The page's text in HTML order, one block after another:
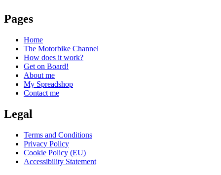
Pages
Home
The Motorbike Channel
How does it work?
Get on Board!
About me
My Spreadshop
Contact me
Legal
Terms and Conditions
Privacy Policy
Cookie Policy (EU)
Accessibility Statement